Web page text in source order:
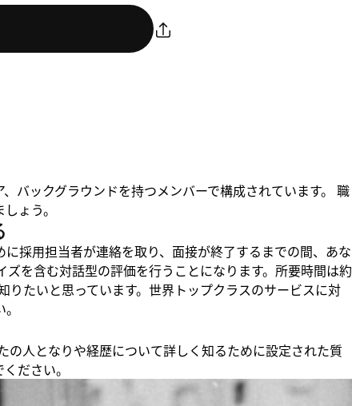
バックグラウンドを持つメンバーで構成されています。 職
ょう。
採用担当者が連絡を取り、面接が終了するまでの間、あな
を含む対話型の評価を行うことになります。所要時間は約
たいと思っています。世界トップクラスのサービスに対
人となりや経歴について詳しく知るために設定された質
ださい。